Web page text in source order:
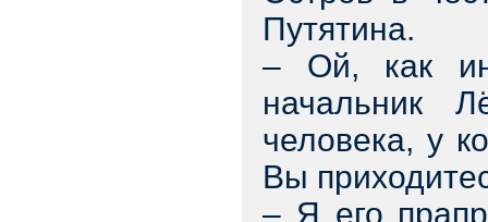
Путятина.
– Ой, как
начальник
человека, у
Вы
– Я его